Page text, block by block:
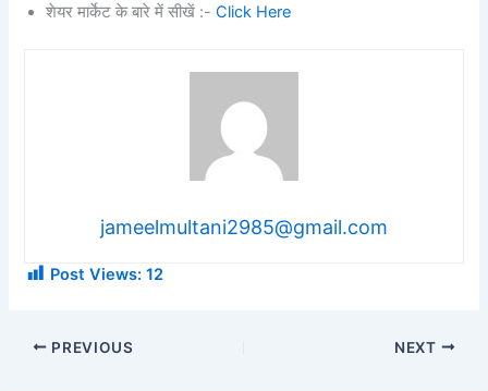
शेयर मार्केट के बारे में सीखें :-Click Here
jameelmultani2985@gmail.com
Post Views: 12
PREVIOUS NEXT